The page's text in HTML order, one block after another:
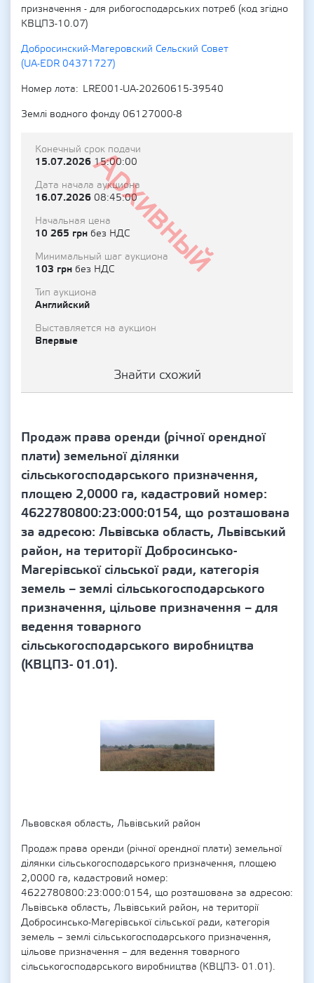
призначення - для рибогосподарських потреб (код згідно
КВЦПЗ-10.07)
Добросинский-Магеровский Сельский Совет
(UA-EDR 04371727)
Номер лота
LRE001-UA-20260615-39540
Землі водного фонду 06127000-8
Архивный
Конечный срок подачи
15.07.202615:00:00
Дата начала аукциона
16.07.2026 08:45:00
Начальная цена
10 265 грн без НДС
Минимальный шаг аукциона
103 грн без НДС
Тип аукциона
Английский
Выставляется на аукцион
Впервые
Знайти схожий
Продаж права оренди (річної орендної
плати) земельної ділянки
сільськогосподарського призначення,
площею 2,0000 га, кадастровий номер:
4622780800:23:000:0154, що розташована
за адресою: Львівська область, Львівський
район, на території Добросинсько-
Магерівської сільської ради, категорія
земель – землі сільськогосподарського
призначення, цільове призначення – для
ведення товарного
сільськогосподарського виробництва
(КВЦПЗ- 01.01).
Львовская область, Львівський район
Продаж права оренди (річної орендної плати) земельної
ділянки сільськогосподарського призначення, площею
2,0000 га, кадастровий номер:
4622780800:23:000:0154, що розташована за адресою:
Львівська область, Львівський район, на території
Добросинсько-Магерівської сільської ради, категорія
земель – землі сільськогосподарського призначення,
цільове призначення – для ведення товарного
сільськогосподарського виробництва (КВЦПЗ- 01.01).